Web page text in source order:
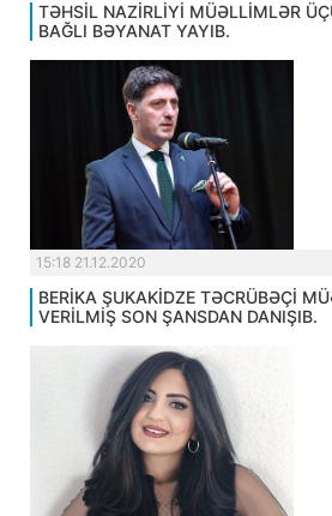
TƏHSİL NAZİRLİYİ MÜƏLLİMLƏR
BAĞLI BƏYANAT YAYIB.
15:18 21.12.2020
BERİKA ŞUKAKİDZE TƏCRÜBƏÇİ
VERİLMİŞ SON ŞANSDAN DANIŞIB.